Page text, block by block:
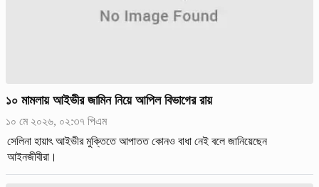
১০ মামলায় আইভীর জামিন নিয়ে আপিল বিভাগের রায়
১০ মে ২০২৬, ০২:৩৭ পিএম
সেলিনা হায়াৎ আইভীর মুক্তিতে আপাতত কোনও বাধা নেই বলে জানিয়েছেন
আইনজীবীরা।